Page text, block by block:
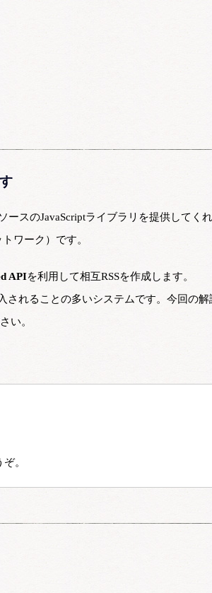
ースのJavaScriptライブラリを提供してく
ワーク）です。
APIを利用して相互RSSを作成します。
されることの多いシステムです。今回の解
い。